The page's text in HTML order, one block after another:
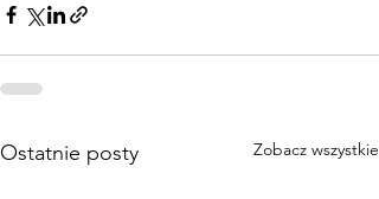
Ostatnie posty Zobacz wszystkie